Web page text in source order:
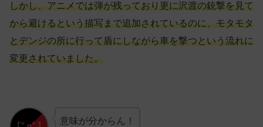
しかし、アニメでは弾が残っており更に沢渡の銃撃を見て
から避けるという描写まで追加されているのに、モタモタ
とデンジの所に行って盾にしながら車を撃つという流れに
変更されていました。
意味が分からん！